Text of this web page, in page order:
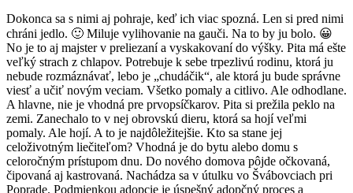
Dokonca sa s nimi aj pohraje, keď ich viac spozná. Len si pred nimi
chráni jedlo. 🙂 Miluje vylihovanie na gauči. Na to by ju bolo. 😀
No je to aj majster v preliezaní a vyskakovaní do výšky. Pita má ešte
veľký strach z chlapov. Potrebuje k sebe trpezlivú rodinu, ktorá ju
nebude rozmáznávať, lebo je „chudáčik“, ale ktorá ju bude správne
viesť a učiť novým veciam. Všetko pomaly a citlivo. Ale odhodlane.
A hlavne, nie je vhodná pre prvopsíčkarov. Pita si prežila peklo na
zemi. Zanechalo to v nej obrovskú dieru, ktorá sa hojí veľmi
pomaly. Ale hojí. A to je najdôležitejšie. Kto sa stane jej
celoživotným liečiteľom? Vhodná je do bytu alebo domu s
celoročným prístupom dnu. Do nového domova pôjde očkovaná,
čipovaná aj kastrovaná. Nachádza sa v útulku vo Švábovciach pri
Poprade. Podmienkou adopcie je úspešný adopčný proces a